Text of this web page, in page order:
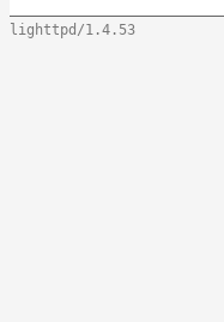
lighttpd/1.4.53